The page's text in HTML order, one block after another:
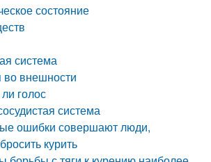
состояние
система
внешности
голос
система
ошибки совершают люди,
курить